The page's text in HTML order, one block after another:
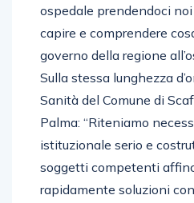
ospedale prendendoci
capire e comprendere
governo della regione
Sulla stessa lunghezza
Sanità del Comune di
Palma: “Riteniamo
istituzionale serio e
soggetti competenti
rapidamente soluzioni